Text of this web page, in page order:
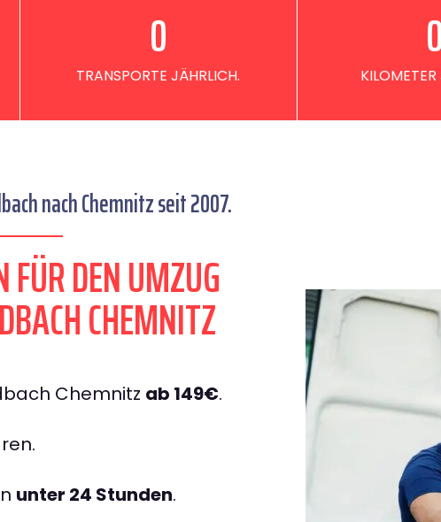
TRANSPORTE JÄHRLICH.
0 0
nach Chemnitz seit 2007.
DEN UMZUG
CHEMNITZ
Chemnitz ab 149€.
unter 24 Stunden.